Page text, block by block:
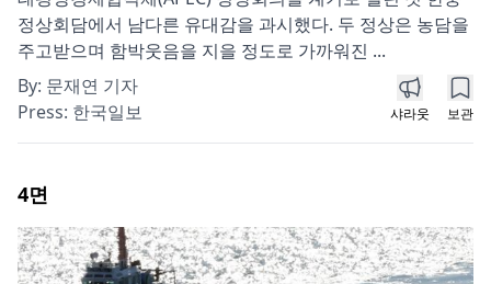
정상회담에서 남다른 유대감을 과시했다. 두 정상은 농담을
주고받으며 함박웃음을 지을 정도로 가까워진 ...
By: 문재연 기자
Press: 한국일보 샤라웃 보관
4면